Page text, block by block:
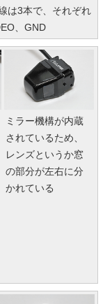
は3本で、それぞれ
、GND
ミラー機構が内蔵
されているため、
レンズというか窓
の部分が左右に分
かれている